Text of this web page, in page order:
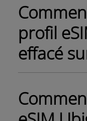
profil
effacé